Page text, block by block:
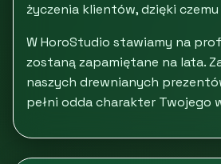
życzenia klientów, dzięki
W HoroStudio stawiamy na
zostaną zapamiętane na lata.
naszych drewnianych
pełni odda charakter Twojego